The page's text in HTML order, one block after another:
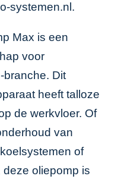
systemen.nl.
Max is een
voor
branche. Dit
heeft talloze
de werkvloer. Of
van
of
oliepomp is